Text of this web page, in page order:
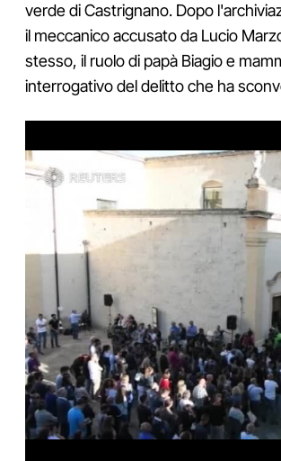
verde di Castrignano. Dopo
il meccanico accusato da Lucio
stesso, il ruolo di papà Biagio e
interrogativo del delitto che ha